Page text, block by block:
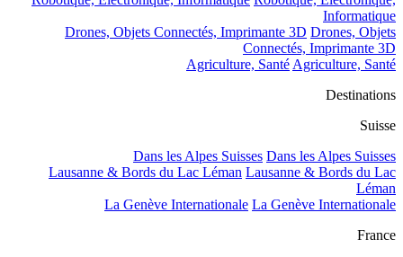
Informatique
Drones, Objets Connectés, Imprimante 3D Drones, Objets
Connectés, Imprimante 3D
Agriculture, SantéAgriculture, Santé
Destinations
Suisse
Dans les Alpes Suisses Dans les Alpes Suisses
Lausanne & Bords du Lac Léman Lausanne & Bords du Lac
Léman
La Genève Internationale La Genève Internationale
France